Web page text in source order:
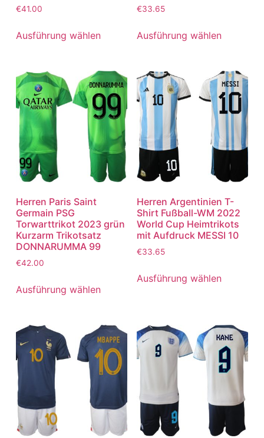
€41.00
Ausführung wählen
€33.65
Ausführung wählen
Herren Paris Saint
Germain PSG
Torwarttrikot 2023 grün
Kurzarm Trikotsatz
DONNARUMMA 99
€42.00
Ausführung wählen
Herren Argentinien T-
Shirt Fußball-WM 2022
World Cup Heimtrikots
mit Aufdruck MESSI 10
€33.65
Ausführung wählen